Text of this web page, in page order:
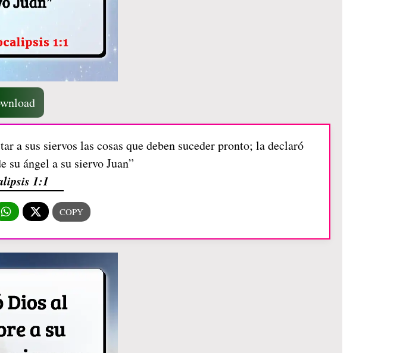
a sus siervos las cosas que deben suceder pronto; la declaró
su ángel a su siervo Juan”
1:1